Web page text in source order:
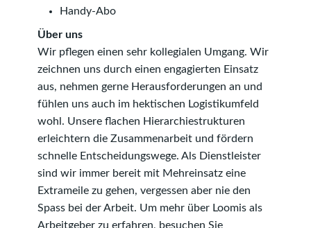
Handy-Abo
Über uns
Wir pflegen einen sehr kollegialen Umgang. Wir
zeichnen uns durch einen engagierten Einsatz
aus, nehmen gerne Herausforderungen an und
fühlen uns auch im hektischen Logistikumfeld
wohl. Unsere flachen Hierar­chie­­­­­­strukturen
erleichtern die Zusammenarbeit und fördern
schnelle Ent­scheidungs­­wege. Als Dienstleister
sind wir immer bereit mit Mehreinsatz eine
Extra­meile zu gehen, vergessen aber nie den
Spass bei der Arbeit. Um mehr über Loomis als
Arbeitgeber zu erfahren, besuchen Sie